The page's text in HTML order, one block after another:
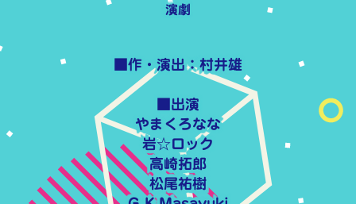
演劇
■作・演出：村井雄
■出演
やまくろなな
岩☆ロック
高崎拓郎
松尾祐樹